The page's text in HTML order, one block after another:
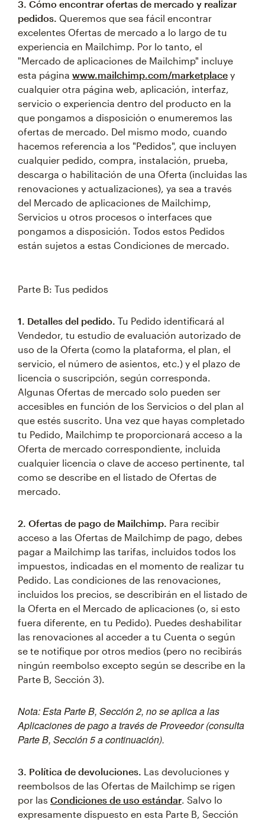
3. Cómo encontrar ofertas de mercado y realizar
pedidos. Queremos que sea fácil encontrar
excelentes Ofertas de mercado a lo largo de tu
experiencia en Mailchimp. Por lo tanto, el
"Mercado de aplicaciones de Mailchimp" incluye
esta página www.mailchimp.com/marketplace y
cualquier otra página web, aplicación, interfaz,
servicio o experiencia dentro del producto en la
que pongamos a disposición o enumeremos las
ofertas de mercado. Del mismo modo, cuando
hacemos referencia a los "Pedidos", que incluyen
cualquier pedido, compra, instalación, prueba,
descarga o habilitación de una Oferta (incluidas las
renovaciones y actualizaciones), ya sea a través
del Mercado de aplicaciones de Mailchimp,
Servicios u otros procesos o interfaces que
pongamos a disposición. Todos estos Pedidos
están sujetos a estas Condiciones de mercado.
Parte B: Tus pedidos
1. Detalles del pedido. Tu Pedido identificará al
Vendedor, tu estudio de evaluación autorizado de
uso de la Oferta (como la plataforma, el plan, el
servicio, el número de asientos, etc.) y el plazo de
licencia o suscripción, según corresponda.
Algunas Ofertas de mercado solo pueden ser
accesibles en función de los Servicios o del plan al
que estés suscrito. Una vez que hayas completado
tu Pedido, Mailchimp te proporcionará acceso a la
Oferta de mercado correspondiente, incluida
cualquier licencia o clave de acceso pertinente, tal
como se describe en el listado de Ofertas de
mercado.
2. Ofertas de pago de Mailchimp. Para recibir
acceso a las Ofertas de Mailchimp de pago, debes
pagar a Mailchimp las tarifas, incluidos todos los
impuestos, indicadas en el momento de realizar tu
Pedido. Las condiciones de las renovaciones,
incluidos los precios, se describirán en el listado de
la Oferta en el Mercado de aplicaciones (o, si esto
fuera diferente, en tu Pedido). Puedes deshabilitar
las renovaciones al acceder a tu Cuenta o según
se te notifique por otros medios (pero no recibirás
ningún reembolso excepto según se describe en la
Parte B, Sección 3).
Nota: Esta Parte B, Sección 2, no se aplica a las
Aplicaciones de pago a través de Proveedor (consulta
Parte B, Sección 5 a continuación).
3. Política de devoluciones. Las devoluciones y
reembolsos de las Ofertas de Mailchimp se rigen
por las Condiciones de uso estándar. Salvo lo
expresamente dispuesto en esta Parte B, Sección